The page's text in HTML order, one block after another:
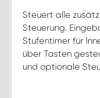
Steuert alle
Steuerung.
Stufentimer für
über Tasten
und optionale